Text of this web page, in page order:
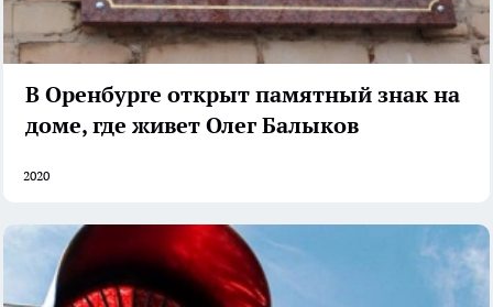
В Оренбурге открыт памятный знак на
доме, где живет Олег Балыков
2020